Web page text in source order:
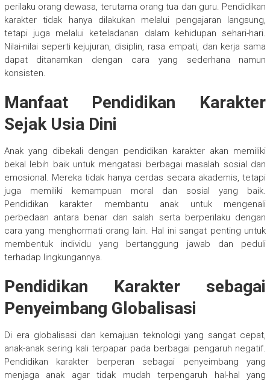
perilaku orang dewasa, terutama orang tua dan guru. Pendidikan
karakter tidak hanya dilakukan melalui pengajaran langsung,
tetapi juga melalui keteladanan dalam kehidupan sehari-hari.
Nilai-nilai seperti kejujuran, disiplin, rasa empati, dan kerja sama
dapat ditanamkan dengan cara yang sederhana namun
konsisten.
Manfaat Pendidikan Karakter
Sejak Usia Dini
Anak yang dibekali dengan pendidikan karakter akan memiliki
bekal lebih baik untuk mengatasi berbagai masalah sosial dan
emosional. Mereka tidak hanya cerdas secara akademis, tetapi
juga memiliki kemampuan moral dan sosial yang baik.
Pendidikan karakter membantu anak untuk mengenali
perbedaan antara benar dan salah serta berperilaku dengan
cara yang menghormati orang lain. Hal ini sangat penting untuk
membentuk individu yang bertanggung jawab dan peduli
terhadap lingkungannya.
Pendidikan Karakter sebagai
Penyeimbang Globalisasi
Di era globalisasi dan kemajuan teknologi yang sangat cepat,
anak-anak sering kali terpapar pada berbagai pengaruh negatif.
Pendidikan karakter berperan sebagai penyeimbang yang
menjaga anak agar tidak mudah terpengaruh hal-hal yang